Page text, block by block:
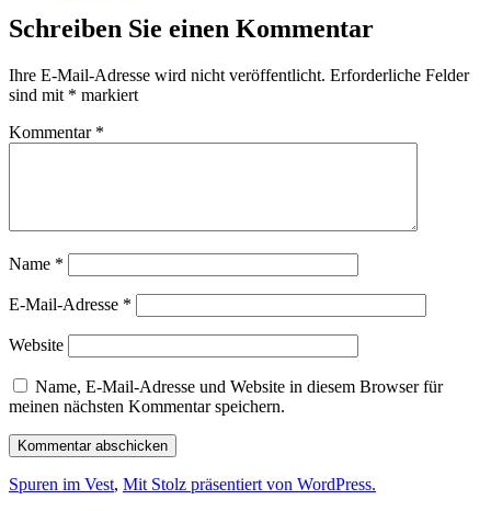
Schreiben Sie einen Kommentar
Ihre E-Mail-Adresse wird nicht veröffentlicht. Erforderliche Felder
sind mit * markiert
Kommentar *
Name *
E-Mail-Adresse *
Website
Name, E-Mail-Adresse und Website in diesem Browser für
meinen nächsten Kommentar speichern.
Spuren im Vest, Mit Stolz präsentiert von WordPress.